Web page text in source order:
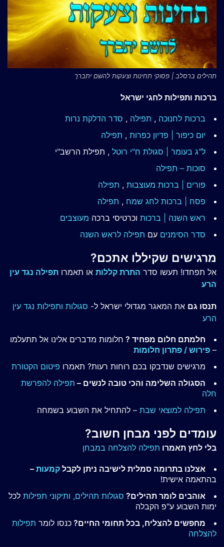
תהילים ברסלב | פסוקי תחינות וצעקות להשם יתברך
ברכות ותפילות לחגי ישראל
ברכות לחנוכה , תפילה , סדר הדלקת נרות
יום כיפור | פדיון כפרות , תפילה
ל"ג בעומר | סגולת ח"י רוטל , תפילת הרשב"י
סוכות – תפילה
פורים | ברכות מעוצבות , תפילה
פסח | ברכות לחג שמח , תפילה
ראש השנה | ברכות וכרטיסי ברכה מעוצבים
סדר הסימנים עם תפילה לראש השנה
מרגישים שקיללו אתכם?
אל תפחדו! תעשו סדר התרת קללות או תאמרו תפילה נגד עין
הרע
תנסו גם את המאגר מגדולי ישראל ל- סגולות ותפילות נגד עין
הרע
חלמתם חלום מפחיד ? חלומות מדברים אלינו אל תתעלמו
– פירוש / פתרון חלומות
מרגישים שנדבקו בכם רוחות רעות? תאמרו פיטום הקטורת
הסגולה השלימה והכי טובה לנשים – תפילה להפרשת
חלה
תפילה למוצאי שבת – להתחיל את השבוע בשמחה
עומדים לפני מבחן חשוב?
בלי לחץ תאמרו תפילה להצלחה במבחן
אצלנו בתרומה סמלית לישיבה ניתן לקבל קמעות –
בהתאמה אישית!
אוהבים לומר תהילים? סגולות תהילים, ותיקוני תפילות לכל
ימות השבוע ע"פ הקבלה
מחפשים להצליח, בכל תחומי החיים? כנסו לומר תפילות
להצלחה